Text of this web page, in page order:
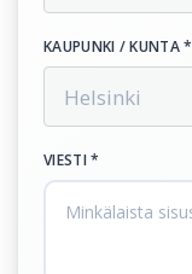
KAUPUNKI / KUNTA *
VIESTI *